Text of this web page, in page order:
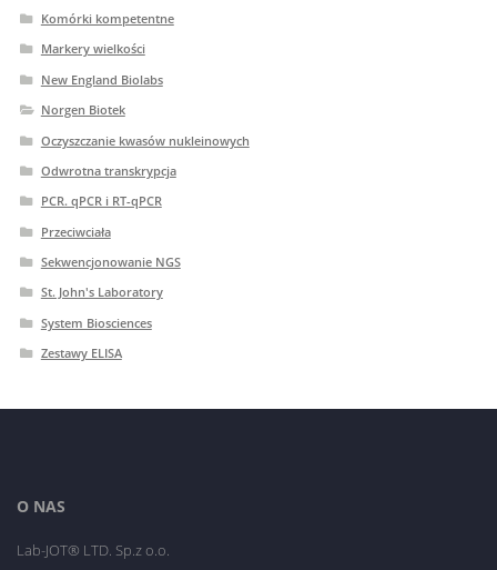
Komórki kompetentne
Markery wielkości
New England Biolabs
Norgen Biotek
Oczyszczanie kwasów nukleinowych
Odwrotna transkrypcja
PCR. qPCR i RT-qPCR
Przeciwciała
Sekwencjonowanie NGS
St. John's Laboratory
System Biosciences
Zestawy ELISA
O NAS
Lab-JOT® LTD. Sp.z o.o.